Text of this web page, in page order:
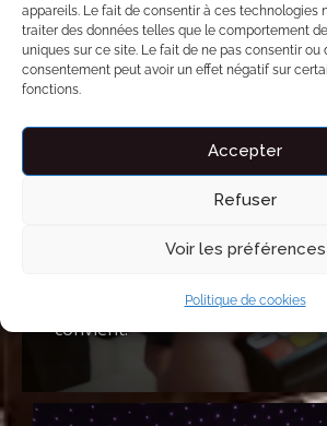
appareils. Le fait de consentir à ces technologies
traiter des données telles que le comportement
uniques sur ce site. Le fait de ne pas consentir ou
consentement peut avoir un effet négatif sur
fonctions.
Accepter
Refuser
Voir les préférences
Politique de cookies
avec Klarna: choisissez la
convient.